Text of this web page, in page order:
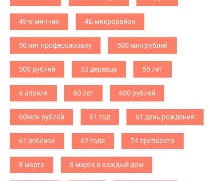
49-я миччия 4Б микрорайон
50 лет профессионалу 500 млн рублей
500 рублей 53 деревца 55 лет
6 апреля 60 лет 600 рублей
60млн рублей 61 год 61 день рождения
61 ребенок 62 года 74 препарата
8 марта 8 марта в каждый дом